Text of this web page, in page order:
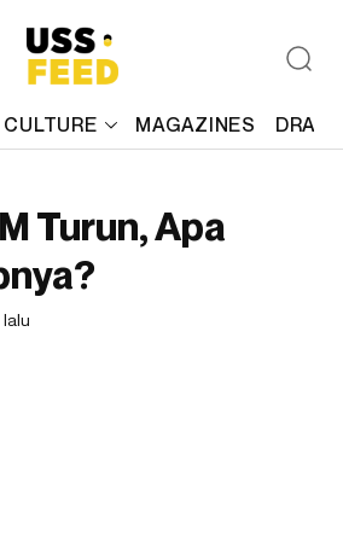
MAGAZINES
Turun, Apa